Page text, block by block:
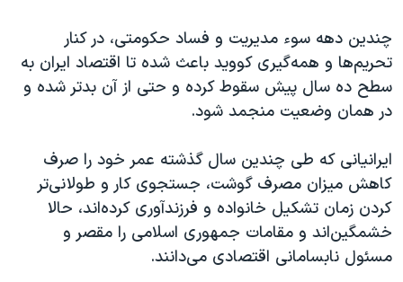
چندین دهه سوء مدیریت و فساد حکومتی، در کنار
تحریم‌ها و همه‌گیری کووید باعث شده تا اقتصاد ایران به
سطح ده سال پیش سقوط کرده و حتی از آن بدتر شده و
در همان وضعیت منجمد شود.
ایرانیانی که طی چندین سال گذشته عمر خود را صرف
کاهش میزان مصرف گوشت، جستجوی کار و طولانی‌تر
کردن زمان تشکیل خانواده و فرزندآوری کرده‌اند، حالا
خشمگین‌اند و مقامات جمهوری اسلامی را مقصر و
مسئول نابسامانی اقتصادی می‌دانند.